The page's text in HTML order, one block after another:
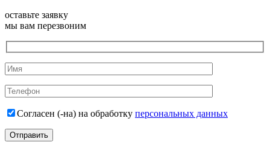
оставьте заявку
мы вам перезвоним
Согласен (-на) на обработку персональных данных